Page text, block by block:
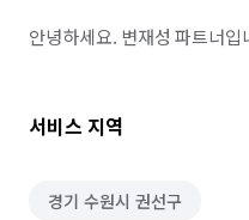
안녕하세요. 변재성 파트너입
서비스 지역
경기 수원시 권선구